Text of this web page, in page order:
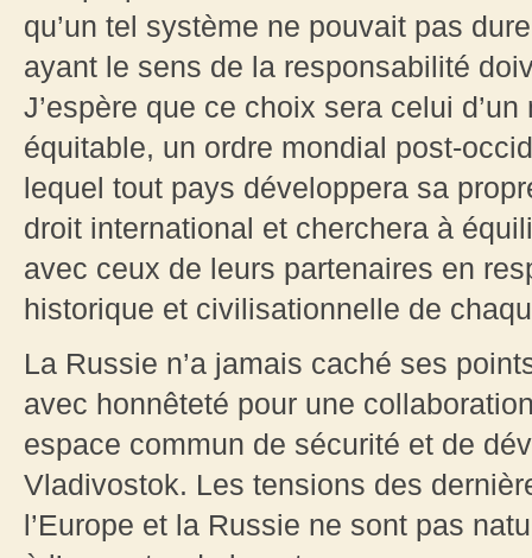
qu’un tel système ne pouvait pas
ayant le sens de la responsabilité
J’espère que ce choix sera celui
équitable, un ordre mondial post-
lequel tout pays développera sa
droit international et cherchera à
avec ceux de leurs partenaires en
historique et civilisationnelle de
La Russie n’a jamais caché ses
avec honnêteté pour une
espace commun de sécurité et de
Vladivostok. Les tensions des
l’Europe et la Russie ne sont pas